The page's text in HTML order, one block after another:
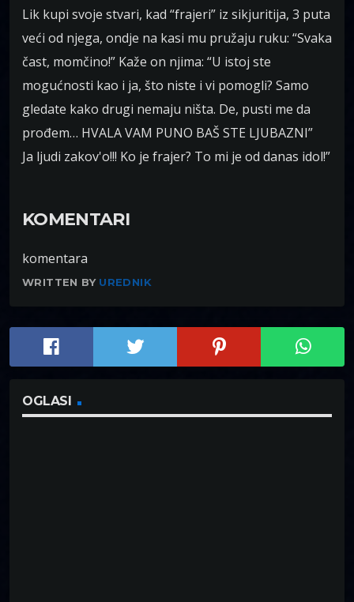
Lik kupi svoje stvari, kad “frajeri” iz sikjuritija, 3 puta
veći od njega, ondje na kasi mu pružaju ruku: “Svaka
čast, momčino!” Kaže on njima: “U istoj ste
mogućnosti kao i ja, što niste i vi pomogli? Samo
gledate kako drugi nemaju ništa. De, pusti me da
prođem… HVALA VAM PUNO BAŠ STE LJUBAZNI”
Ja ljudi zakov'o!!! Ko je frajer? To mi je od danas idol!”
KOMENTARI
komentara
WRITTEN BY UREDNIK
OGLASI